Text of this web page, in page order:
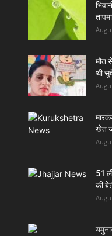
मौत
थी
खेत
51
की